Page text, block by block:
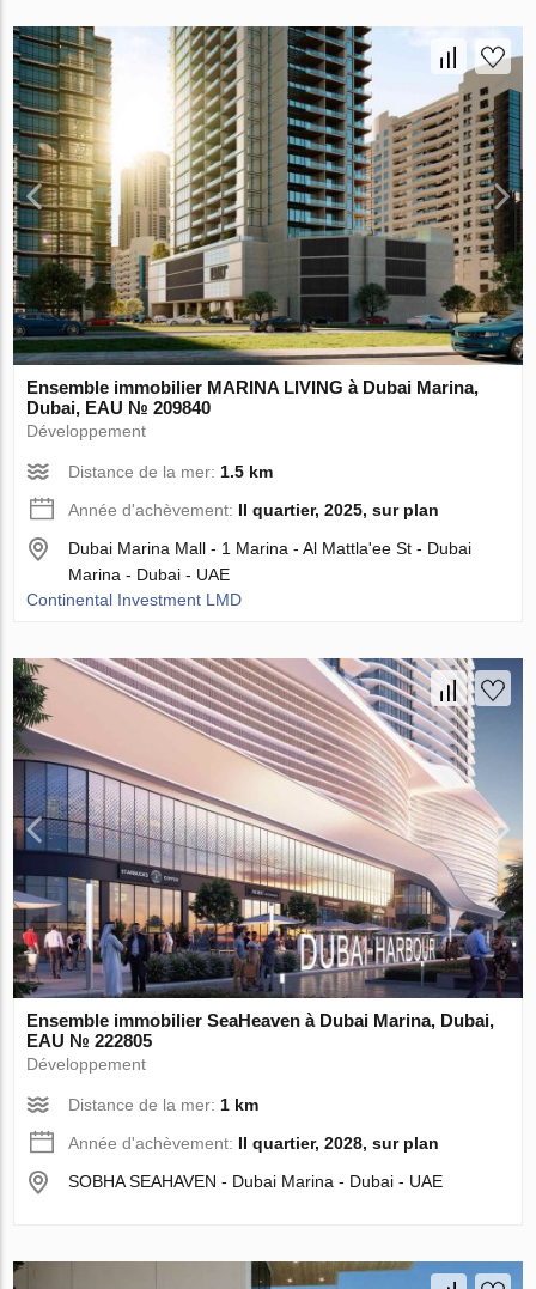
Ensemble immobilier MARINA LIVING à Dubai Marina,
Dubai, EAU № 209840
Développement
Distance de la mer:1.5 km
Année d'achèvement: II quartier, 2025, sur plan
Dubai Marina Mall - 1 Marina - Al Mattla'ee St - Dubai
Marina - Dubai - UAE
Continental Investment LMD
Ensemble immobilier SeaHeaven à Dubai Marina, Dubai,
EAU № 222805
Développement
Distance de la mer: 1 km
Année d'achèvement: II quartier, 2028, sur plan
SOBHA SEAHAVEN - Dubai Marina - Dubai - UAE